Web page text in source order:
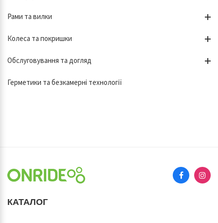
Рами та вилки
Колеса та покришки
Обслуговування та догляд
Герметики та безкамерні технології
КАТАЛОГ